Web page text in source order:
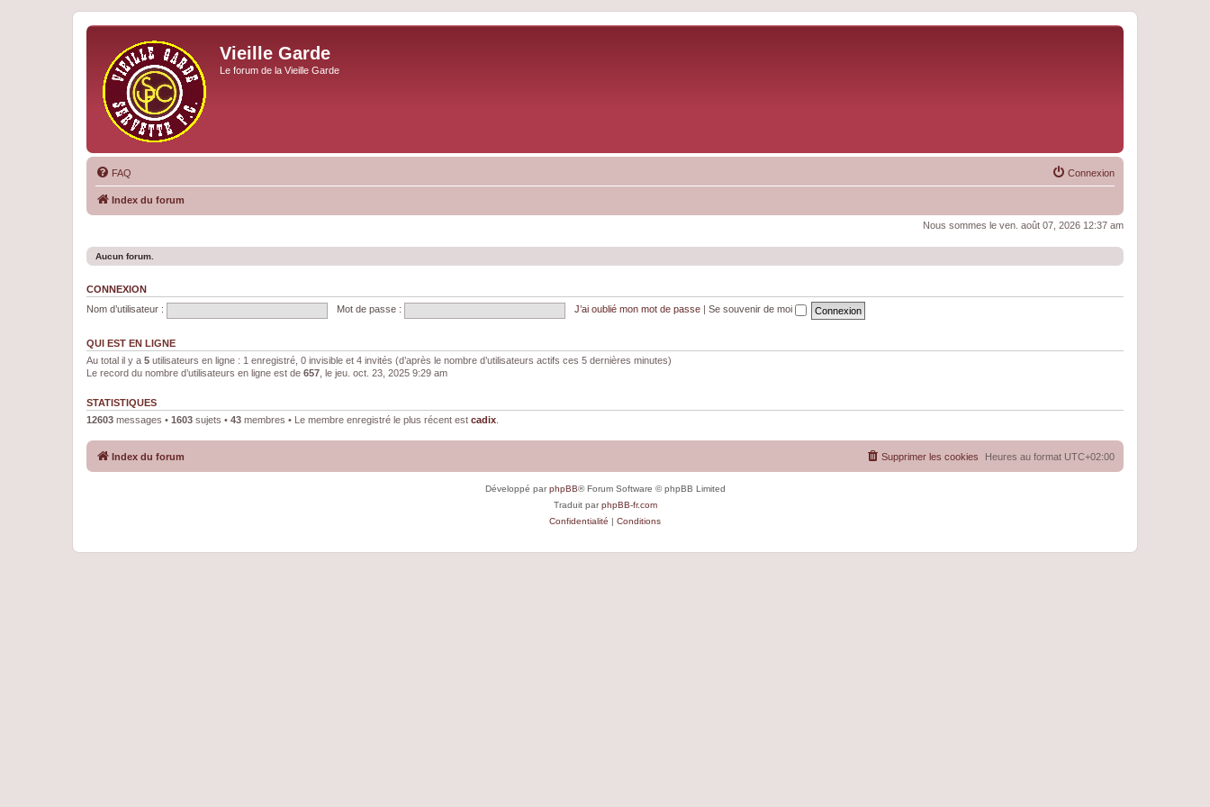
Vieille Garde
Le forum de la Vieille Garde
FAQ Connexion
Index du forum
Nous sommes le ven. août 07, 2026 12:37 am
Aucun forum.
CONNEXION
Nom d’utilisateur :
Mot de passe : J’ai oublié mon mot de passe Se souvenir de moi
QUI EST EN LIGNE
Au total il y a 5 utilisateurs en ligne : 1 enregistré, 0 invisible et 4 invités (d’après le nombre d’utilisateurs actifs ces 5 dernières minutes)
Le record du nombre d’utilisateurs en ligne est de 657 , le jeu. oct. 23, 2025 9:29 am
STATISTIQUES
12603 messages • 1603 sujets • 43 membres • Le membre enregistré le plus récent est cadix
Index du forum Heures au format UTC+02:00
Supprimer les cookies
Développé parphpBB® Forum Software © phpBB Limited
Traduit parphpBB-fr.com
Confidentialité | Conditions